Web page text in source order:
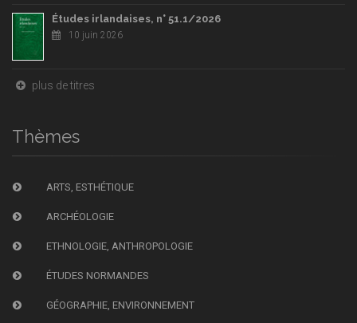
Études irlandaises, n° 51.1/2026
10 juin 2026
plus de titres
Thèmes
ARTS, ESTHÉTIQUE
ARCHÉOLOGIE
ETHNOLOGIE, ANTHROPOLOGIE
ÉTUDES NORMANDES
GÉOGRAPHIE, ENVIRONNEMENT